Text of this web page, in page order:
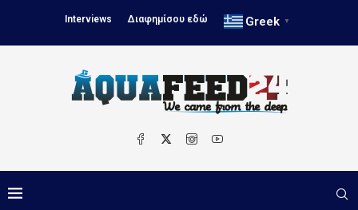
Interviews Διαφημίσου εδώ Greek ▼